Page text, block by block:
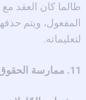
طالما كان العقد
المفعول، ويتم
لتعليماته.
11. ممارسة الحقوق